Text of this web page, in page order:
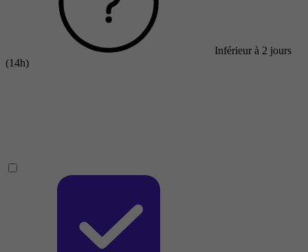
Inférieur à 2 jours
(14h)